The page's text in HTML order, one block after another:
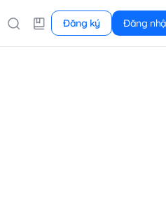
Đăng ký Đăng